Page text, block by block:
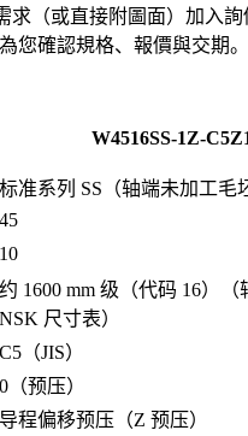
求（或直接附圖面）加入
您確認規格、報價與交期。
W4516SS-1Z-
标准系列 SS（轴端未加工毛
45
10
约 1600 mm 级（代码 16）（
NSK 尺寸表）
C5（JIS）
0（预压）
导程偏移预压（Z 预压）